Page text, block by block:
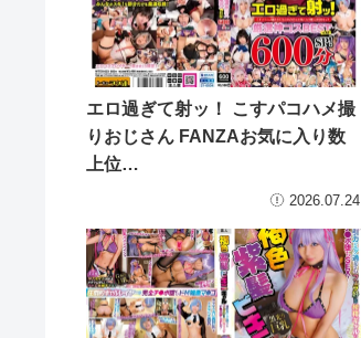
エロ過ぎて射ッ！ こすパコハメ撮
りおじさん FANZAお気に入り数
上位…
2026.07.24